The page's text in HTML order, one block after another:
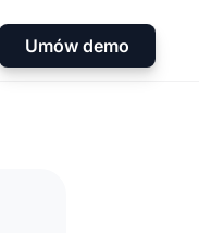
Umów demo